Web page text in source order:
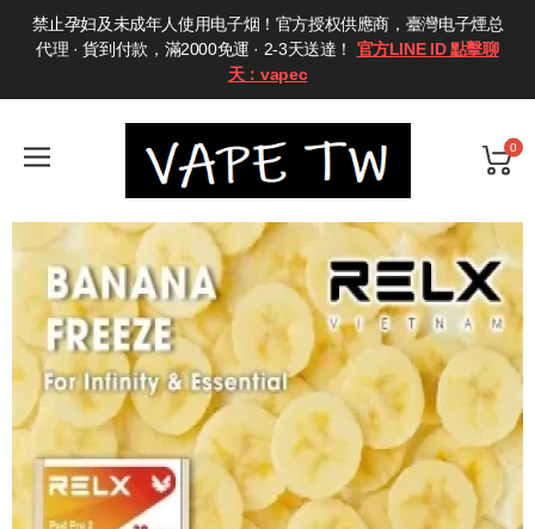
禁止孕妇及未成年人使用电子烟！官方授权供應商，臺灣电子煙总
代理 · 貨到付款，滿2000免運 · 2-3天送達！ 官方LINE ID 點擊聊
天：vapec
0